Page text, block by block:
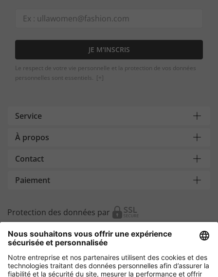
JE M'INSCRIS
Le respect de votre vie personnelle et la protection de vos données
personnelles sont essentiels. [+]
Service
À propos
Contact
Paiement
Protection des données par
Autres magasins en ligne
Belgique